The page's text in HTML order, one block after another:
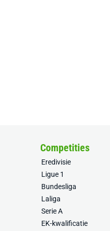
Competities
Eredivisie
Ligue 1
Bundesliga
Laliga
Serie A
EK-kwalificatie